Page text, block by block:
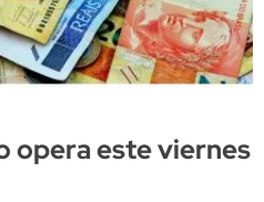
opera este viernes